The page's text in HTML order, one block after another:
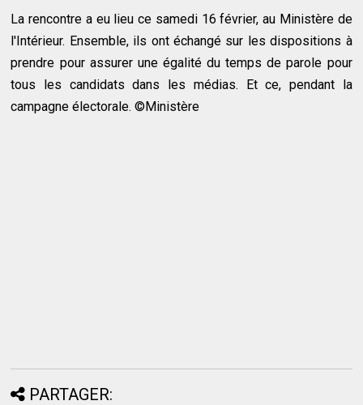
La rencontre a eu lieu ce samedi 16 février, au Ministère de
l'Intérieur. Ensemble, ils ont échangé sur les dispositions à
prendre pour assurer une égalité du temps de parole pour
tous les candidats dans les médias. Et ce, pendant la
campagne électorale. ©Ministère
PARTAGER: